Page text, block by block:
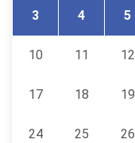
3 4 5
10 11 12
17 18 19
24 25 26